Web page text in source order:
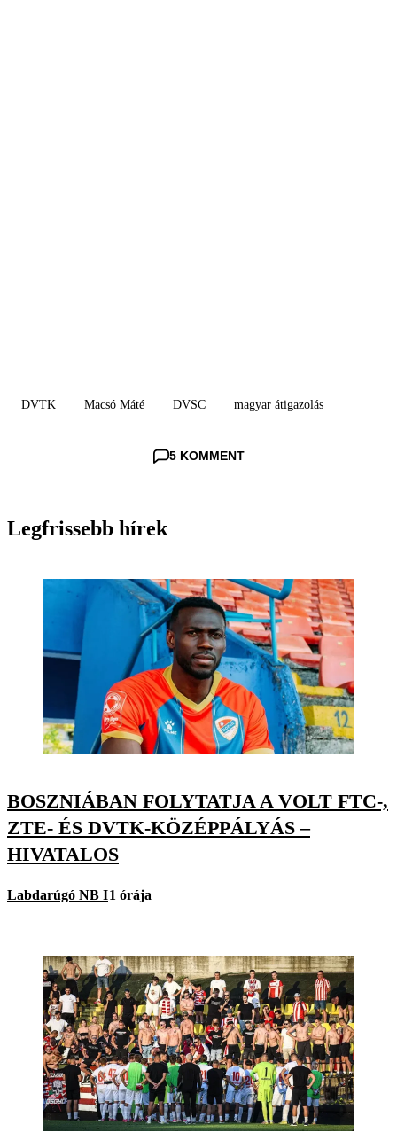
DVTK Macsó Máté DVSC magyar átigazolás
5 KOMMENT
Legfrissebb hírek
BOSZNIÁBAN FOLYTATJA A VOLT FTC-,
ZTE- ÉS DVTK-KÖZÉPPÁLYÁS –
HIVATALOS
Labdarúgó NB I1 órája